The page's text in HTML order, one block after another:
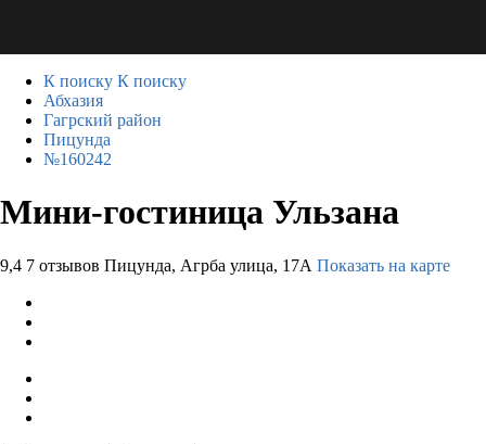
К поиску К поиску
Абхазия
Гагрский район
Пицунда
№160242
Мини-гостиница Ульзана
9,4 7 отзывов Пицунда, Агрба улица, 17А Показать на карте